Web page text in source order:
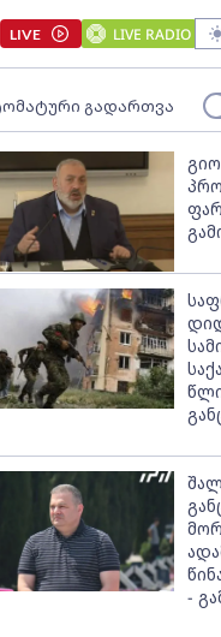
LIVE LIVE RADIO
გადართვა
-